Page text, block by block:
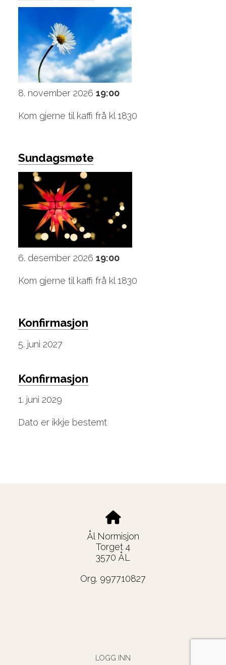
8. november 2026 19:00
Kom gjerne til kaffi frå kl 1830
Sundagsmøte
6. desember 2026 19:00
Kom gjerne til kaffi frå kl 1830
Konfirmasjon
5. juni 2027
Konfirmasjon
1. juni 2029
Dato er ikkje bestemt
Ål Normisjon
Torget 4
3570 ÅL
Org. 997710827
LOGG INN